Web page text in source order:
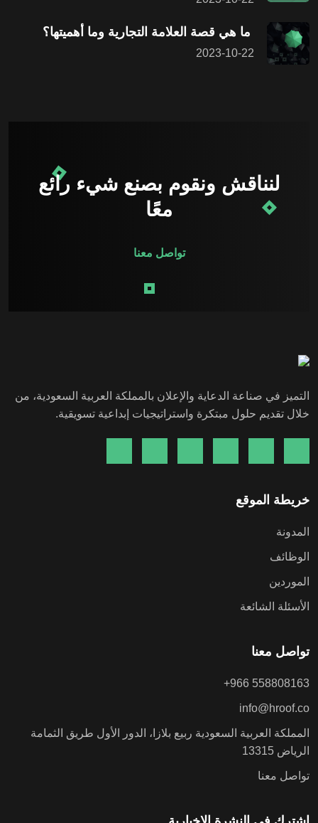
ما هي قصة العلامة التجارية وما أهميتها؟
2023-10-22
لنناقش ونقوم بصنع شيء رائع
معًا
تواصل معنا
التميز في صناعة الدعاية والإعلان بالمملكة العربية السعودية، من
خلال تقديم حلول مبتكرة واستراتيجيات إبداعية تسويقية.
خريطة الموقع
المدونة
الوظائف
الموردين
الأسئلة الشائعة
تواصل معنا
+966 558808163
info@hroof.co
المملكة العربية السعودية ربيع بلازا، الدور الأول طريق الثمامة
الرياض 13315
تواصل معنا